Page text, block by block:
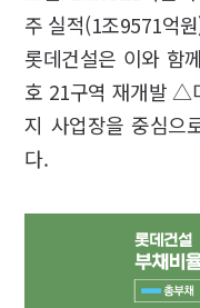
주 실적(1조9571억
롯데건설은 이와
호 21구역 재개발 △
지 사업장을 중심으
다.